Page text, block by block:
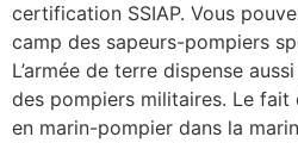
certification SSIAP. Vous
camp des sapeurs-pompiers
L’armée de terre dispense
des pompiers militaires. Le
en marin-pompier dans la